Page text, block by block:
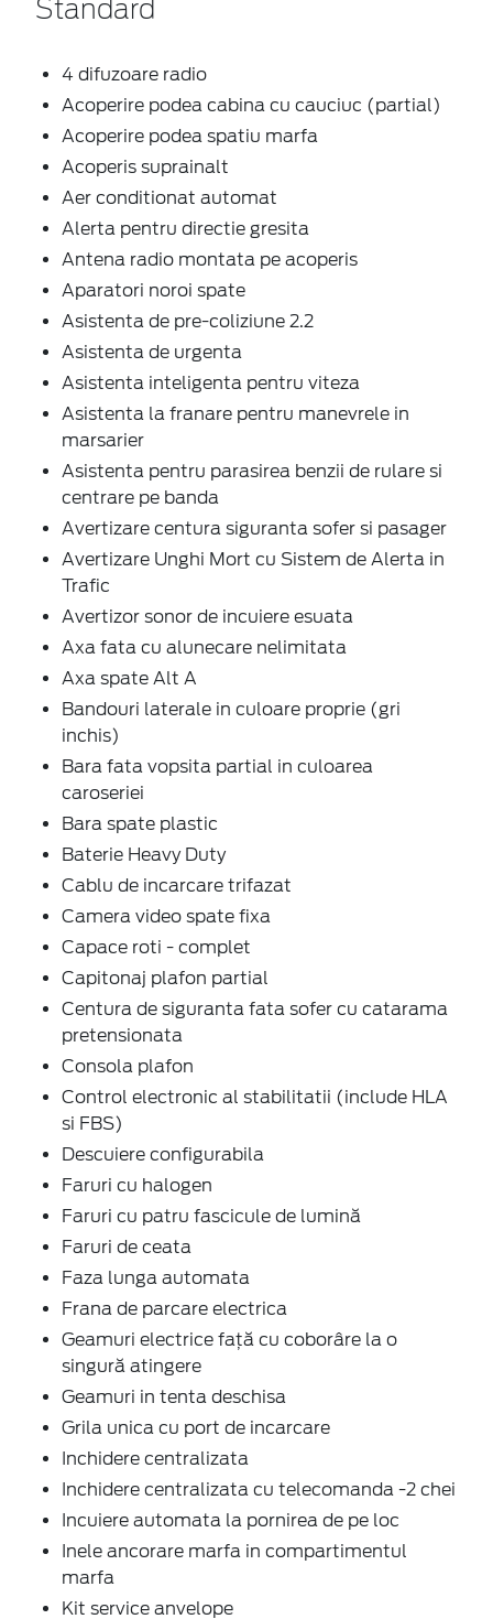
Standard
4 difuzoare radio
Acoperire podea cabina cu cauciuc (partial)
Acoperire podea spatiu marfa
Acoperis suprainalt
Aer conditionat automat
Alerta pentru directie gresita
Antena radio montata pe acoperis
Aparatori noroi spate
Asistenta de pre-coliziune 2.2
Asistenta de urgenta
Asistenta inteligenta pentru viteza
Asistenta la franare pentru manevrele in
marsarier
Asistenta pentru parasirea benzii de rulare si
centrare pe banda
Avertizare centura siguranta sofer si pasager
Avertizare Unghi Mort cu Sistem de Alerta in
Trafic
Avertizor sonor de incuiere esuata
Axa fata cu alunecare nelimitata
Axa spate Alt A
Bandouri laterale in culoare proprie (gri
inchis)
Bara fata vopsita partial in culoarea
caroseriei
Bara spate plastic
Baterie Heavy Duty
Cablu de incarcare trifazat
Camera video spate fixa
Capace roti - complet
Capitonaj plafon partial
Centura de siguranta fata sofer cu catarama
pretensionata
Consola plafon
Control electronic al stabilitatii (include HLA
si FBS)
Descuiere configurabila
Faruri cu halogen
Faruri cu patru fascicule de lumină
Faruri de ceata
Faza lunga automata
Frana de parcare electrica
Geamuri electrice faţă cu coborâre la o
singură atingere
Geamuri in tenta deschisa
Grila unica cu port de incarcare
Inchidere centralizata
Inchidere centralizata cu telecomanda -2 chei
Incuiere automata la pornirea de pe loc
Inele ancorare marfa in compartimentul
marfa
Kit service anvelope